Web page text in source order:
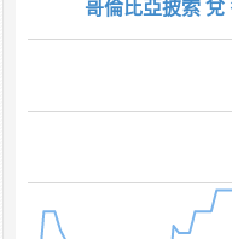
哥倫比亞披索 兌